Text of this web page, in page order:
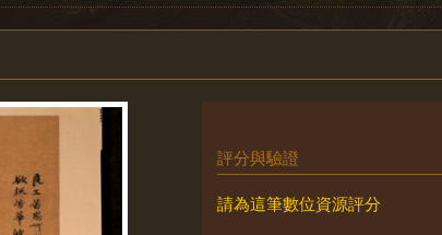
評分與驗證
請為這筆數位資源評分